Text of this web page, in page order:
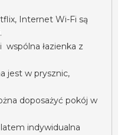
Internet Wi-Fi są
wspólna łazienka z
jest w prysznic,
doposażyć pokój w
indywidualna